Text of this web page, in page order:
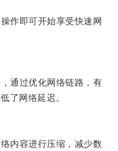
作即可开始享受快速网
通过优化网络链路，有
了网络延迟。
内容进行压缩，减少数